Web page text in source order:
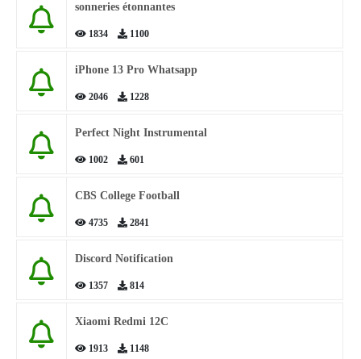
sonneries étonnantes
1834 1100
iPhone 13 Pro Whatsapp
2046 1228
Perfect Night Instrumental
1002 601
CBS College Football
4735 2841
Discord Notification
1357 814
Xiaomi Redmi 12C
1913 1148